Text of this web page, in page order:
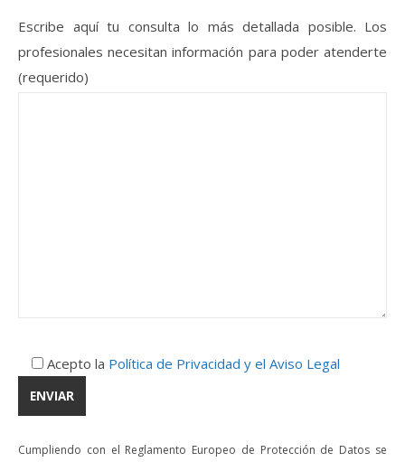
Escribe aquí tu consulta lo más detallada posible. Los
profesionales necesitan información para poder atenderte
(requerido)
Acepto la Política de Privacidad y el Aviso Legal
Cumpliendo con el Reglamento Europeo de Protección de Datos se